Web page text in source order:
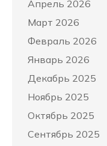
Апрель 2026
Март 2026
Февраль 2026
Январь 2026
Декабрь 2025
Ноябрь 2025
Октябрь 2025
Сентябрь 2025